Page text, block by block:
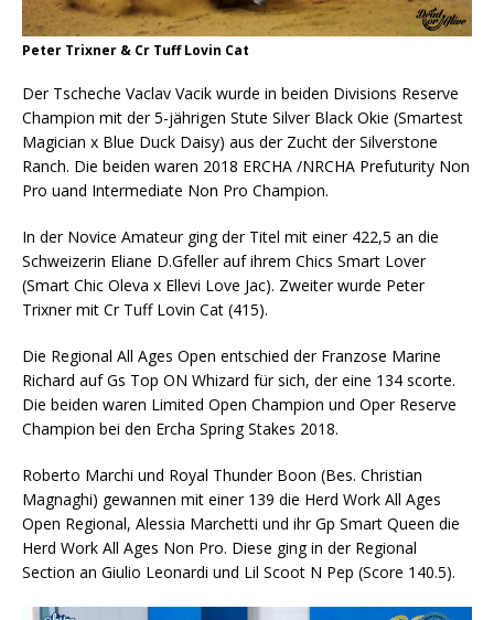
Peter Trixner & Cr Tuff Lovin Cat
Der Tscheche Vaclav Vacik wurde in beiden Divisions Reserve
Champion mit der 5-jährigen Stute Silver Black Okie (Smartest
Magician x Blue Duck Daisy) aus der Zucht der Silverstone
Ranch. Die beiden waren 2018 ERCHA /NRCHA Prefuturity Non
Pro uand Intermediate Non Pro Champion.
In der Novice Amateur ging der Titel mit einer 422,5 an die
Schweizerin Eliane D.Gfeller auf ihrem Chics Smart Lover
(Smart Chic Oleva x Ellevi Love Jac). Zweiter wurde Peter
Trixner mit Cr Tuff Lovin Cat (415).
Die Regional All Ages Open entschied der Franzose Marine
Richard auf Gs Top ON Whizard für sich, der eine 134 scorte.
Die beiden waren Limited Open Champion und Oper Reserve
Champion bei den Ercha Spring Stakes 2018.
Roberto Marchi und Royal Thunder Boon (Bes. Christian
Magnaghi) gewannen mit einer 139 die Herd Work All Ages
Open Regional, Alessia Marchetti und ihr Gp Smart Queen die
Herd Work All Ages Non Pro. Diese ging in der Regional
Section an Giulio Leonardi und Lil Scoot N Pep (Score 140.5).